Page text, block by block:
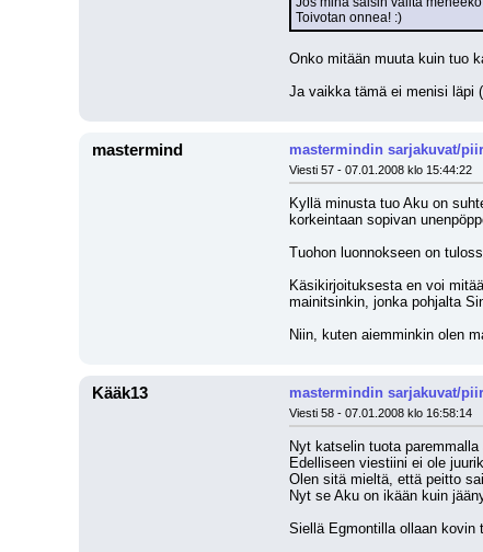
Toivotan onnea! :)
Onko mitään muuta kuin tuo
Ja vaikka tämä ei menisi läpi
mastermind mastermindin sarjakuvat/
Viesti 57 - 07.01.2008 klo 15:44:22
Kyllä minusta tuo Aku on
korkeintaan sopivan
Tuohon luonnokseen on
Käsikirjoituksesta en voi
mainitsinkin, jonka pohjalta
Niin, kuten aiemminkin olen
Kääk13 mastermindin sarjakuvat/
Viesti 58 - 07.01.2008 klo 16:58:14
Nyt katselin tuota paremmalla
Edelliseen viestiini ei ole
Olen sitä mieltä, että peitto
Nyt se Aku on ikään kuin
Siellä Egmontilla ollaan